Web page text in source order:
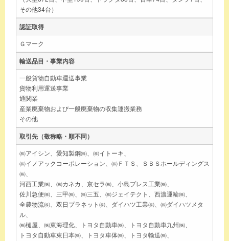
その他34台）
認証取得
Ｇマーク
輸送品目・事業内容
一般貨物自動車運送事業
貨物利用運送事業
通関業
産業廃棄物および一般廃棄物の収集運搬業務
その他
取引先（敬称略・順不同）
㈱アイシン、愛知製鋼㈱、㈱イトーキ、
㈱イノアックコーポレーション、㈱ＦＴＳ、ＳＢＳホールディングス
㈱、
河西工業㈱、㈱カネカ、京セラ㈱、小島プレス工業㈱、
佐川急便㈱、三甲㈱、㈱三五、㈱ジェイテクト、西濃運輸㈱、
全農物流㈱、双日プラネット㈱、ダイハツ工業㈱、㈱ダイハツメタ
ル、
㈱槌屋、㈱東海理化、トヨタ自動車㈱、トヨタ自動車九州㈱、
トヨタ自動車東日本㈱、トヨタ車体㈱、トヨタ輸送㈱、